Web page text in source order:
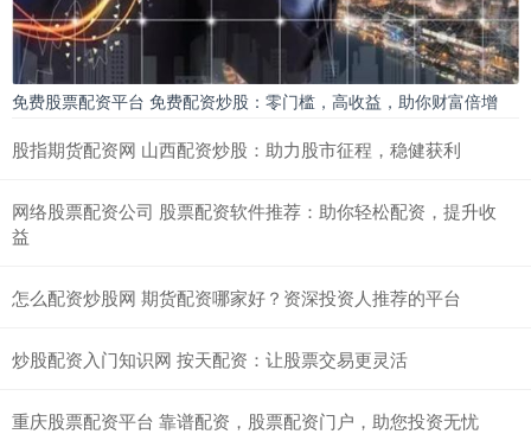
免费股票配资平台 免费配资炒股：零门槛，高收益，助你财富倍增
股指期货配资网 山西配资炒股：助力股市征程，稳健获利
网络股票配资公司 股票配资软件推荐：助你轻松配资，提升收
益
怎么配资炒股网 期货配资哪家好？资深投资人推荐的平台
炒股配资入门知识网 按天配资：让股票交易更灵活
重庆股票配资平台 靠谱配资，股票配资门户，助您投资无忧